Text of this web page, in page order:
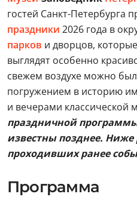
гостей Санкт-Петербурга
праздники 2026 года в
парков и дворцов,
выглядят особенно
свежем воздухе можно
погружением в историю
и вечерами классической
праздничной программы
известны позднее. Ниже
проходивших ранее
Программа